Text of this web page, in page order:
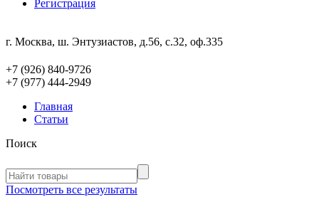
Регистрация
г. Москва, ш. Энтузиастов, д.56, с.32, оф.335
+7 (926) 840-9726
+7 (977) 444-2949
Главная
Статьи
Поиск
Посмотреть все результаты